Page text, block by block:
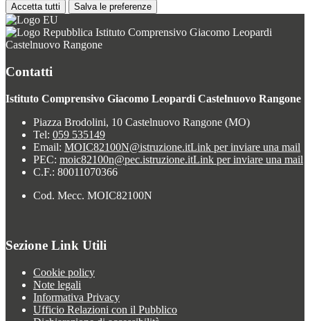
Accetta tutti Salva le preferenze
Istituto Comprensivo Giacomo Leopardi
Castelnuovo Rangone
Contatti
Istituto Comprensivo Giacomo Leopardi Castelnuovo Rangone
Piazza Brodolini, 10 Castelnuovo Rangone (MO)
Tel: 059 535149
Email: MOIC82100N@istruzione.itLink per inviare una mail
PEC: moic82100n@pec.istruzione.itLink per inviare una mail
C.F.: 80011070366
Cod. Mecc. MOIC82100N
Sezione Link Utili
Cookie policy
Note legali
Informativa Privacy
Ufficio Relazioni con il Pubblico